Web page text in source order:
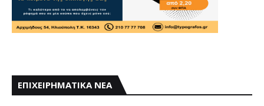
ΕΠΙΧΕΙΡΗΜΑΤΙΚΑ ΝΕΑ